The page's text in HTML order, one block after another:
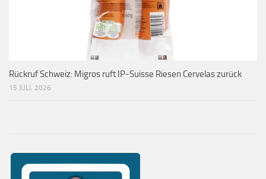
Rückruf Schweiz: Migros ruft IP-Suisse Riesen Cervelas zurück
15 JULI, 2026